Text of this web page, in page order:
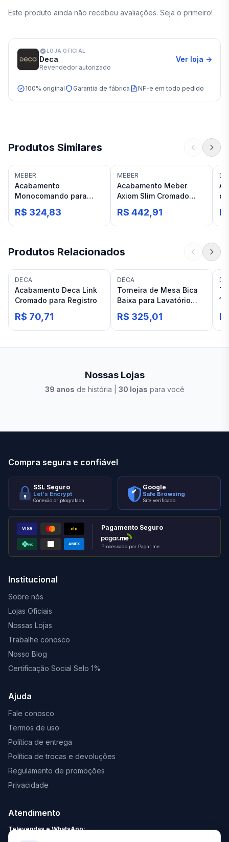
Este produto ainda não recebeu avaliações. Seja o primeiro!
LOJA OFICIAL
Deca
Revendedor autorizado
Ver loja →
100% original Garantia de fábrica NF-e em todo pedido
Produtos Similares
MEBER
Acabamento
Monocomando para
Chuveiro Meber Orion C
71 Chrome
R$ 324,83
MEBER
Acabamento Meber
Axiom Slim Cromado
Mon Chuv.2997 C52
R$ 442,91
Produtos Relacionados
DECA
Acabamento Deca Link
Cromado para Registro
R$ 70,71
DECA
Torneira de Mesa Bica
Baixa para Lavatório
Cromado Deca Link
R$ 325,01
Nossas Lojas
39 anos de história | 30 lojas para você
Compra segura e confiável
SSL Seguro
Let's Encrypt
Conexão criptografada
Google
Safe Browsing
Site verificado
VISA elo
PIX AMEX
Pagamento Seguro
Processado por Pagar.me
Institucional
Sobre nós
Lojas Oficiais
Nossas Lojas
Trabalhe conosco
Nosso Blog
Certificação Social Selo 1%
Ajuda
Fale conosco
Termos de uso
Política de entrega
Política de trocas e devoluções
Regulamento de promoções
Privacidade
Atendimento
Televendas e WhatsApp: